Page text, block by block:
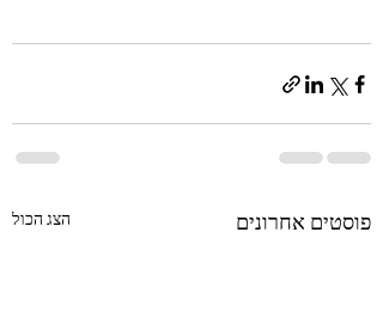
פוסטים אחרונים הצג הכול